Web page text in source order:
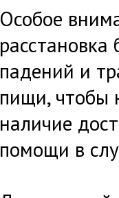
Особое
падений и
пищи, чтобы
наличие
помощи в